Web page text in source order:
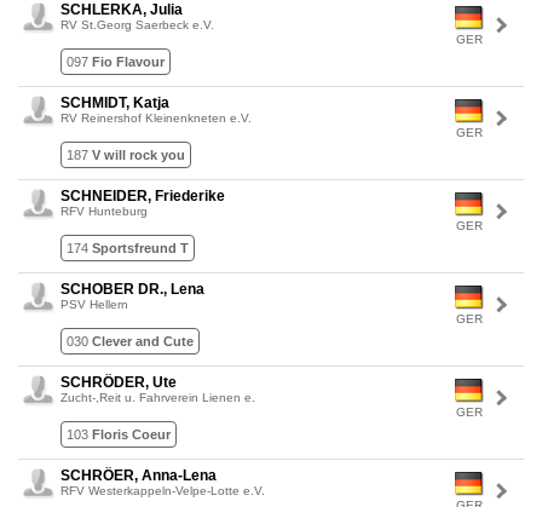
GER
SCHLERKA, Julia
RV St.Georg Saerbeck e.V.
097 Fio Flavour
GER
SCHMIDT, Katja
RV Reinershof Kleinenkneten e.V.
187 V will rock you
GER
SCHNEIDER, Friederike
RFV Hunteburg
174 Sportsfreund T
GER
SCHOBER DR., Lena
PSV Hellern
030 Clever and Cute
GER
SCHRÖDER, Ute
Zucht-,Reit u. Fahrverein Lienen e.
103 Floris Coeur
SCHRÖER, Anna-Lena
RFV Westerkappeln-Velpe-Lotte e.V.